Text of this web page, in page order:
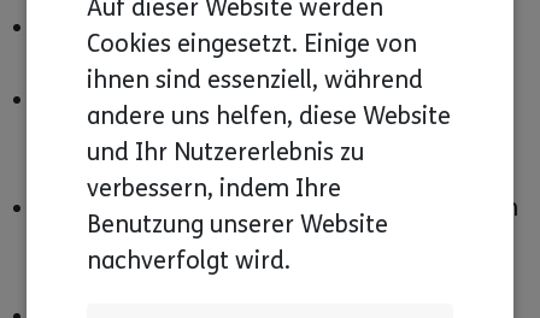
Wir informieren sie gleich von Beginn an.
Wir arbeiten mit den Fach-Kräften der
Einrichtungen zusammen.
Wir ordnen und helfen, dass alle zusammen
sprechen.
Auf dieser Website werden
Cookies eingesetzt. Einige von
ihnen sind essenziell, während
andere uns helfen, diese Website
und Ihr Nutzererlebnis zu
verbessern, indem Ihre
Benutzung unserer Website
nachverfolgt wird.